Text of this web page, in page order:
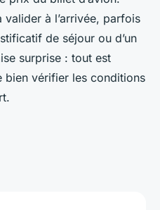
à l’arrivée, parfois
de séjour ou d’un
surprise : tout est
bien vérifier les conditions